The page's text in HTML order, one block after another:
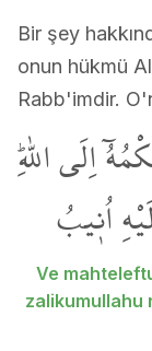
Bir şey
onun hükmü
Rabb'imdir.
اِلَى اللّٰهِۜ
اُن۪يبُ
Ve
zalikumullahu